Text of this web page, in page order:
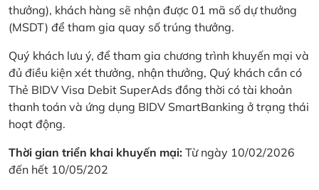
thưởng), khách hàng sẽ nhận được 01 mã số dự thưởng
(MSDT) để tham gia quay số trúng thưởng.
Quý khách lưu ý, để tham gia chương trình khuyến mại và
đủ điều kiện xét thưởng, nhận thưởng, Quý khách cần có
Thẻ BIDV Visa Debit SuperAds đồng thời có tài khoản
thanh toán và ứng dụng BIDV SmartBanking ở trạng thái
hoạt động.
Thời gian triển khai khuyến mại: Từ ngày 10/02/2026
đến hết 10/05/202